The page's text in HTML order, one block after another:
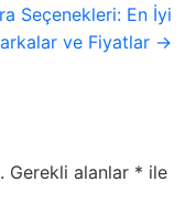
Seçenekleri: En İyi
ve Fiyatlar →
Gerekli alanlar * ile